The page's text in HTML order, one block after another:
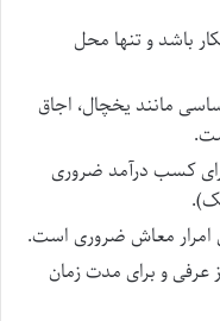
باشد و تنها محل
مانند یخچال، اجاق
کسب درآمد ضروری
امرار معاش ضروری است.
عرفی و برای مدت زمان